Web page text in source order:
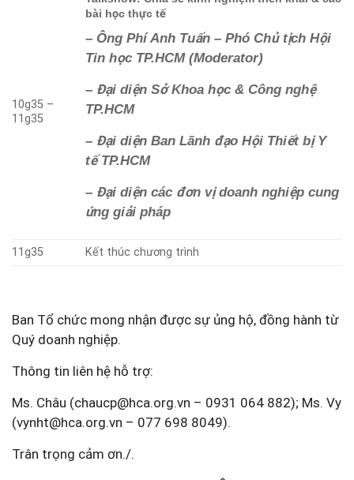
10g35 –
11g35
bài học thực tế
– Ông Phí Anh Tuấn – Phó Chủ tịch Hội
Tin học TP.HCM (Moderator)
– Đại diện Sở Khoa học & Công nghệ
TP.HCM
– Đại diện Ban Lãnh đạo Hội Thiết bị Y
tế TP.HCM
– Đại diện các đơn vị doanh nghiệp cung
ứng giải pháp
11g35 Kết thúc chương trình
Ban Tổ chức mong nhận được sự ủng hộ, đồng hành từ
Quý doanh nghiệp.
Thông tin liên hệ hỗ trợ:
Ms. Châu (chaucp@hca.org.vn – 0931 064 882); Ms. Vy
(vynht@hca.org.vn – 077 698 8049).
Trân trọng cảm ơn./.